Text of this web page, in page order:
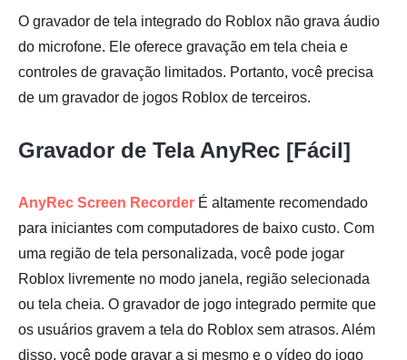
O gravador de tela integrado do Roblox não grava áudio
do microfone. Ele oferece gravação em tela cheia e
controles de gravação limitados. Portanto, você precisa
de um gravador de jogos Roblox de terceiros.
Gravador de Tela AnyRec [Fácil]
AnyRec Screen Recorder É altamente recomendado
para iniciantes com computadores de baixo custo. Com
uma região de tela personalizada, você pode jogar
Roblox livremente no modo janela, região selecionada
ou tela cheia. O gravador de jogo integrado permite que
os usuários gravem a tela do Roblox sem atrasos. Além
disso, você pode gravar a si mesmo e o vídeo do jogo